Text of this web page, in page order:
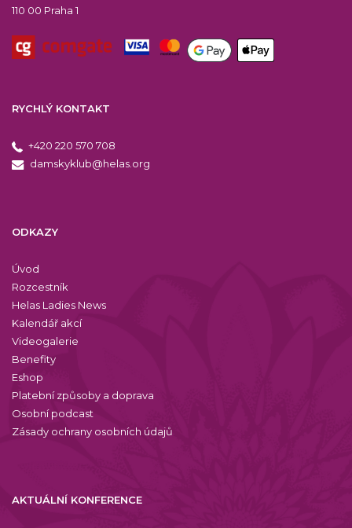
110 00 Praha 1
RYCHLÝ KONTAKT
+420 220 570 708
damskyklub@helas.org
ODKAZY
Úvod
Rozcestník
Helas Ladies News
Kalendář akcí
Videogalerie
Benefity
Eshop
Platební způsoby a doprava
Osobní podcast
Zásady ochrany osobních údajů
AKTUÁLNÍ KONFERENCE